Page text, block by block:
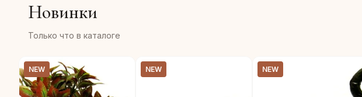
Новинки
Только что в каталоге
NEW NEW NEW